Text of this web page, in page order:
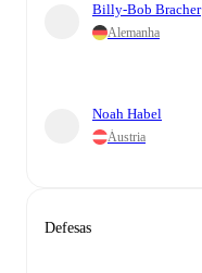
Billy-Bob Bracher
Alemanha
Noah Habel
Áustria
Defesas